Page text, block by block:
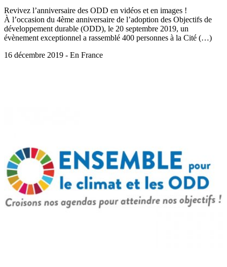
Revivez l’anniversaire des ODD en vidéos et en images !
À l’occasion du 4ème anniversaire de l’adoption des Objectifs de
développement durable (ODD), le 20 septembre 2019, un
évènement exceptionnel a rassemblé 400 personnes à la Cité (…)
16 décembre 2019 - En France